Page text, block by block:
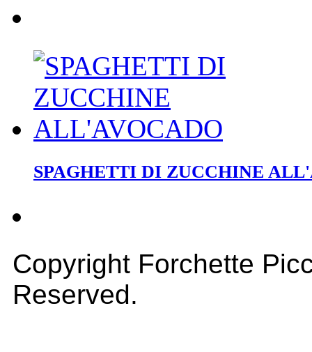
SPAGHETTI DI ZUCCHINE
Copyright Forchette
Reserved.